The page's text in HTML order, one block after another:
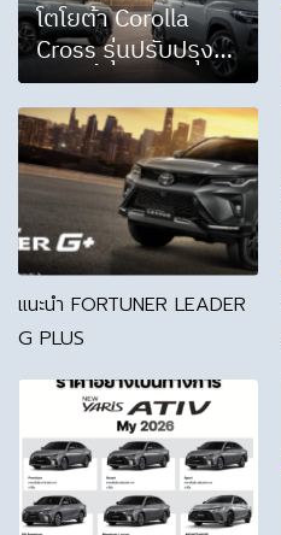
โตโยต้า Corolla
Cross รุ่นปรับปรุง
ใหม่ปีนี้ เครื่องยนต์ไฮ
บริด ราคาเริ่มต้น
989,000 บาท
แนะนำ FORTUNER LEADER
G PLUS